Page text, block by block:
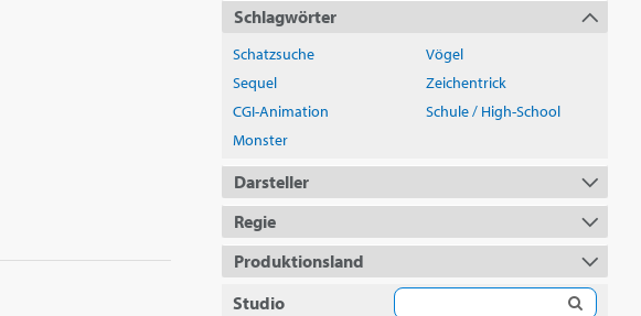
Schlagwörter
Schatzsuche
Vögel
Sequel
Zeichentrick
CGI-Animation
Schule / High-School
Monster
Darsteller
Regie
Produktionsland
Studio